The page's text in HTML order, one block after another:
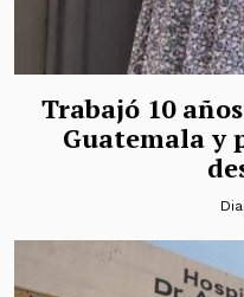
Trabajó 10
Guatemala y